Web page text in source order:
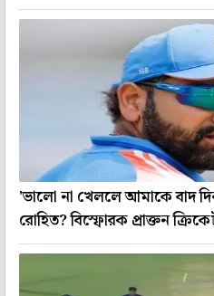
'ভালো না খেললে আমাকে বাদ
রোহিত? বিস্ফোরক প্রাক্তন